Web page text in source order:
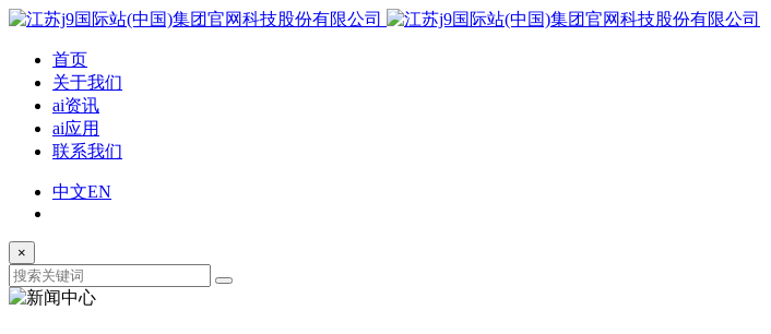
首页
关于我们
ai资讯
ai应用
联系我们
中文EN
×